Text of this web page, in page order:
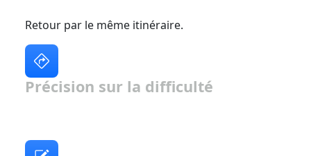
Retour par le même itinéraire.
Précision sur la difficulté